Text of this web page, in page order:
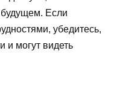
Если
убедитесь,
и могут видеть